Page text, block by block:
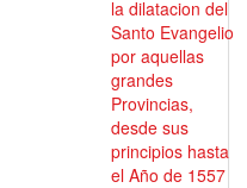
la dilatacion del
Santo Evangelio
por aquellas
grandes
Provincias,
desde sus
principios hasta
el Año de 1557